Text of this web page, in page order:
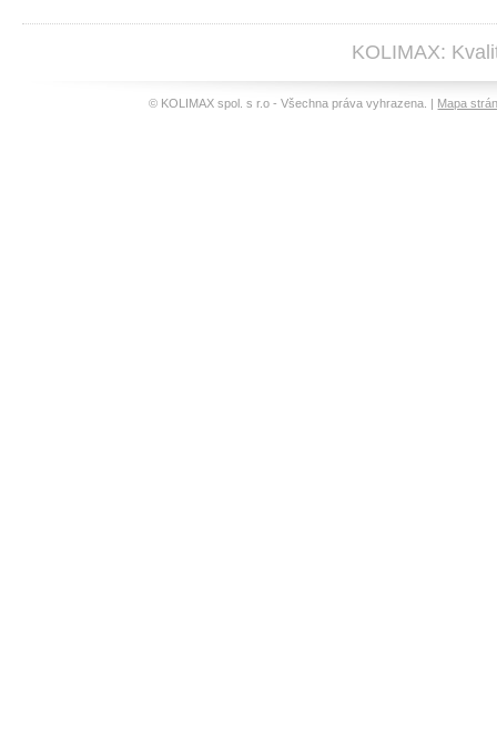
KOLIMAX:
© KOLIMAX spol. s r.o - Všechna práva vyhrazena. | Mapa